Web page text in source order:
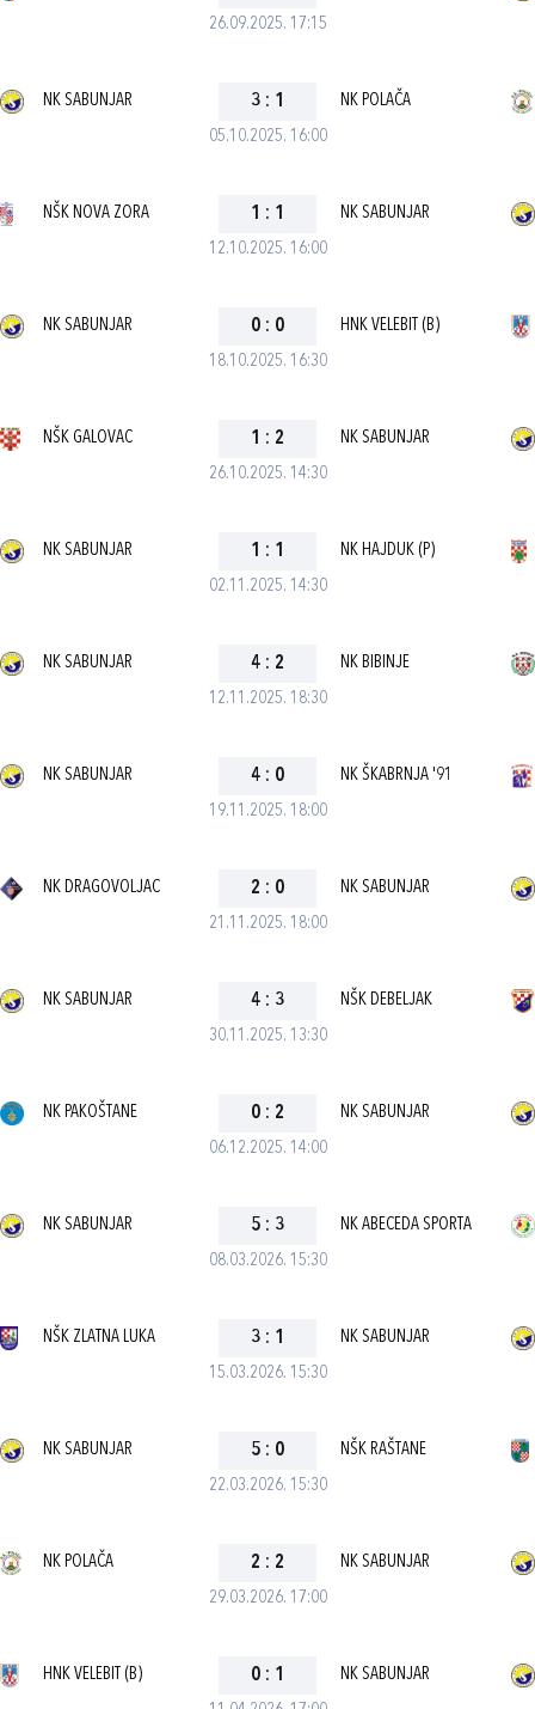
26.09.2025. 17:15
05.10.2025. 16:00
NK SABUNJAR 3 : 1 NK POLAČA
12.10.2025. 16:00
NŠK NOVA ZORA 1 : 1 NK SABUNJAR
18.10.2025. 16:30
NK SABUNJAR 0 : 0 HNK VELEBIT (B)
26.10.2025. 14:30
NŠK GALOVAC 1 : 2 NK SABUNJAR
02.11.2025. 14:30
NK SABUNJAR 1 : 1 NK HAJDUK (P)
12.11.2025. 18:30
NK SABUNJAR 4 : 2 NK BIBINJE
19.11.2025. 18:00
NK SABUNJAR 4 : 0 NK ŠKABRNJA '91
21.11.2025. 18:00
NK DRAGOVOLJAC 2 : 0 NK SABUNJAR
30.11.2025. 13:30
NK SABUNJAR 4 : 3 NŠK DEBELJAK
06.12.2025. 14:00
NK PAKOŠTANE 0 : 2 NK SABUNJAR
08.03.2026. 15:30
NK SABUNJAR 5 : 3 NK ABECEDA SPORTA
15.03.2026. 15:30
NŠK ZLATNA LUKA 3 : 1 NK SABUNJAR
22.03.2026. 15:30
NK SABUNJAR 5 : 0 NŠK RAŠTANE
29.03.2026. 17:00
NK POLAČA 2 : 2 NK SABUNJAR
HNK VELEBIT (B) 0 : 1 NK SABUNJAR